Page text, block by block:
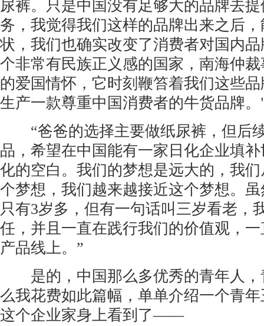
尿裤。只是中国没有足够大的品牌去
务，我觉得我们这样的品牌出来之后
状，我们也确实改变了消费者对国内
个非常有民族正义感的国家，南海仲
的爱国情怀，它时刻鞭笞着我们这些
生产一款尊重中国消费者的牛货品牌
“爸爸的选择主要做纸尿裤，但后
品，希望在中国能有一家日化企业填
化的空白。我们的梦想是远大的，我
个梦想，我们越来越接近这个梦想。
只有3岁多，但有一句话叫三岁看老，
任，并且一直在践行我们的价值观，
产品线上。”
是的，中国那么多优秀的青年人，
么我花费如此篇幅，单单介绍一个青
这个企业家身上看到了——